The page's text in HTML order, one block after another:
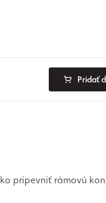
Pridať
pripevniť rámovú